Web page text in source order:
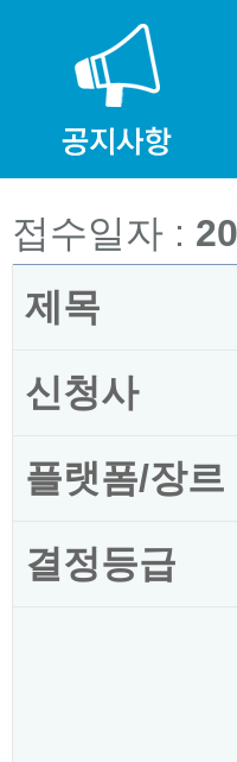
접수일자 :
제목
신청사
플랫폼/장르
결정등급